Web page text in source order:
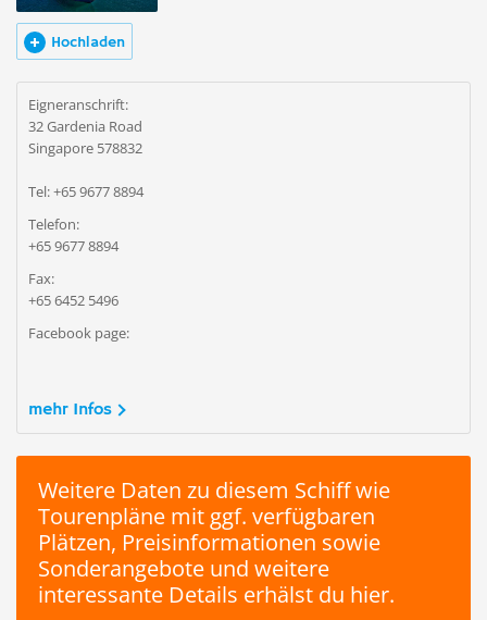
Hochladen
Eigneranschrift:
32 Gardenia Road
Singapore 578832
Tel: +65 9677 8894
Telefon:
+65 9677 8894
Fax:
+65 6452 5496
Facebook page:
mehr Infos
Weitere Daten zu diesem Schiff wie
Tourenpläne mit ggf. verfügbaren
Plätzen, Preisinformationen sowie
Sonderangebote und weitere
interessante Details erhälst du hier.